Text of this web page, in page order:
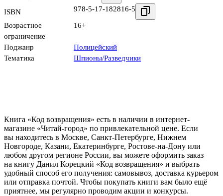
ISBN 978-5-17-182816-5
Возрастное
ограничение
16+
Поджанр
Полицейский
Тематика
Шпионы/Разведчики
Книга «Код возвращения» есть в наличии в интернет-
магазине «Читай-город» по привлекательной цене. Если
вы находитесь в Москве, Санкт-Петербурге, Нижнем
Новгороде, Казани, Екатеринбурге, Ростове-на-Дону или
любом другом регионе России, вы можете оформить заказ
на книгу Данил Корецкий «Код возвращения» и выбрать
удобный способ его получения: самовывоз, доставка курьером
или отправка почтой. Чтобы покупать книги вам было ещё
приятнее, мы регулярно проводим акции и конкурсы.